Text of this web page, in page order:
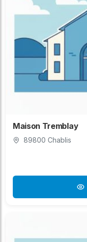
Maison Tremblay
89800 Chablis